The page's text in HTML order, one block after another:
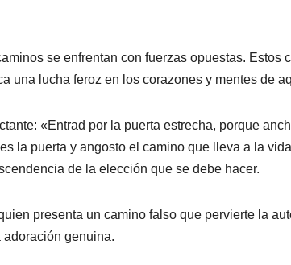
se enfrentan con fuerzas opuestas.
una lucha feroz en los corazones y mentes de
«Entrad por la puerta estrecha, porque
la puerta y angosto el camino que lleva a la
de la elección que se debe hacer.
presenta un camino falso que pervierte la
genuina.